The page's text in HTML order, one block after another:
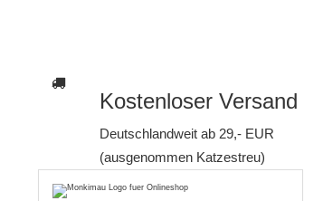
Kostenloser Versand
Deutschlandweit ab 29,- EUR
(ausgenommen Katzestreu)